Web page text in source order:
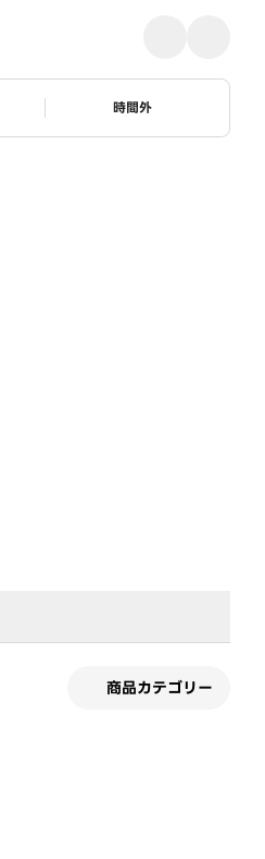
ステータス
時間外
商品カテゴリー